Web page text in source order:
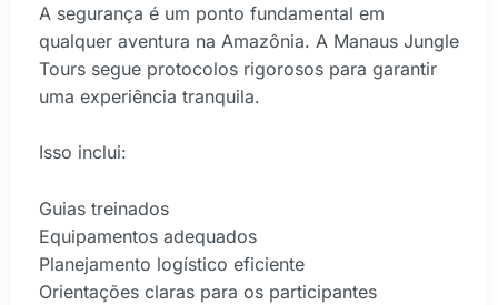
A segurança é um ponto fundamental em
qualquer aventura na Amazônia. A Manaus Jungle
Tours segue protocolos rigorosos para garantir
uma experiência tranquila.
Isso inclui:
Guias treinados
Equipamentos adequados
Planejamento logístico eficiente
Orientações claras para os participantes